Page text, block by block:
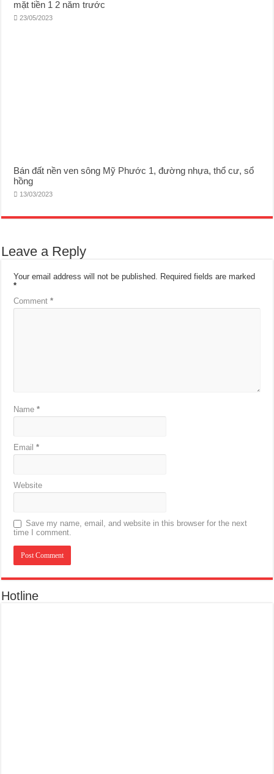
mặt tiền 1 2 năm trước
23/05/2023
Bán đất nền ven sông Mỹ Phước 1, đường nhựa, thổ cư, sổ
hồng
13/03/2023
Leave a Reply
Your email address will not be published. Required fields are marked
*
Comment*
Name*
Email*
Website
Save my name, email, and website in this browser for the next
time I comment.
Hotline